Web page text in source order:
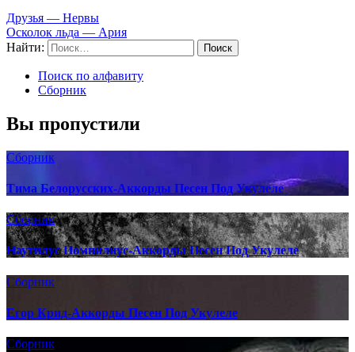
Друзья — Нервы
Осколок льда — Ария
Найти:
Поиск по алфавиту
Сборник
Вы пропустили
Сборник
Тима Белорусских-Аккорды Песен Под Укулеле
Сборник
Наутилус Помпилиус-Аккорды Песен Под Укулеле
Сборник
Егор Крид-Аккорды Песен Под Укулеле
Сборник